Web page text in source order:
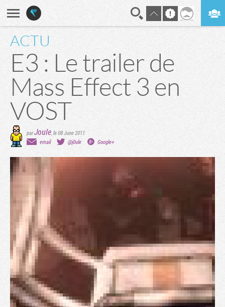
ACTU
E3 : Le trailer de
Mass Effect 3 en
VOST
parJoule,le 08 June 2011
email
@j0ule Google+